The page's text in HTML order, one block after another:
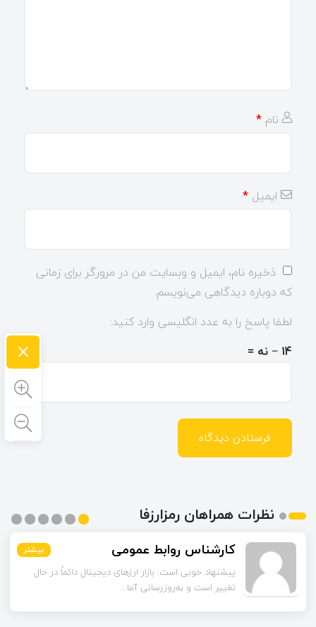
نام *
ایمیل *
ذخیره نام، ایمیل و وبسایت من در مرورگر برای زمانی
که دوباره دیدگاهی می‌نویسم.
لطفا پاسخ را به عدد انگلیسی وارد کنید:
14 − نه =
نظرات همراهان رمزارزفا
کارشناس روابط عمومی بیشتر
پیشنهاد خوبی است. بازار ارزهای دیجیتال دائماً در حال
تغییر است و به‌روزرسانی آما...
بیشتر
بیشتر
بیشتر
بیشتر
بیشتر
×